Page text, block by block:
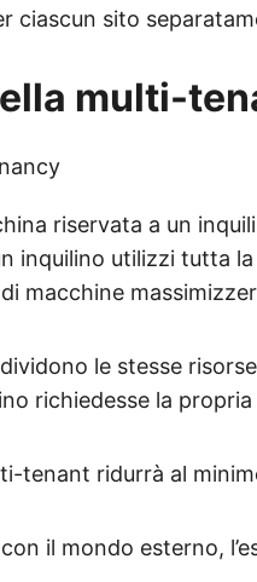
ciascun sito
multi-
riservata a un
inquilino utilizzi tutta
macchine
le stesse
richiedesse la
tenant ridurrà al
il mondo esterno,